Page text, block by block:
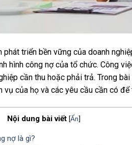
phát triển bền vững của doanh
hình công nợ của tổ chức. Công
cần thu hoặc phải trả. Trong
vụ của họ và các yêu cầu cần có
Nội dung bài viết [Ẩn]
nợ là gì?